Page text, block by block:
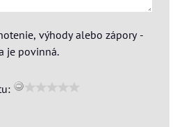
výhody alebo zápory -
je povinná.